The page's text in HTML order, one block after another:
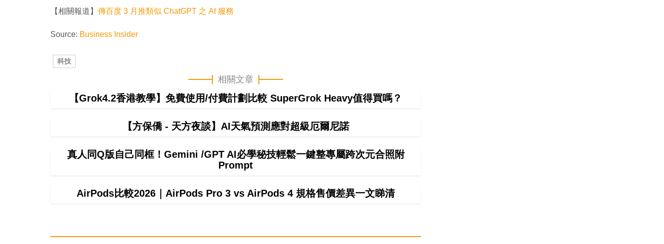
【相關報道】 傳百度 3 月推類似 ChatGPT 之 AI 服務
Source: Business Insider
科技
相關文章
【Grok4.2香港教學】免費使用/付費計劃比較 SuperGrok Heavy值得買嗎？
【方保僑 - 天方夜談】AI天氣預測應對超級厄爾尼諾
真人同Q版自己同框！Gemini /GPT AI必學秘技輕鬆一鍵整專屬跨次元合照附
Prompt
AirPods比較2026｜AirPods Pro 3 vs AirPods 4 規格售價差異一文睇清